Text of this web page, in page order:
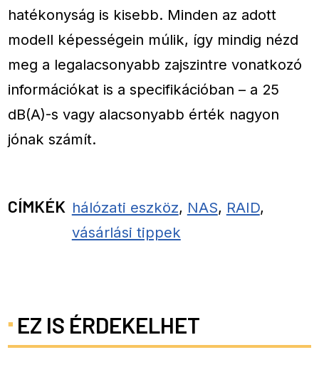
hatékonyság is kisebb. Minden az adott
modell képességein múlik, így mindig nézd
meg a legalacsonyabb zajszintre vonatkozó
információkat is a specifikációban – a 25
dB(A)-s vagy alacsonyabb érték nagyon
jónak számít.
CÍMKÉK hálózati eszköz, NAS, RAID,
vásárlási tippek
EZ IS ÉRDEKELHET